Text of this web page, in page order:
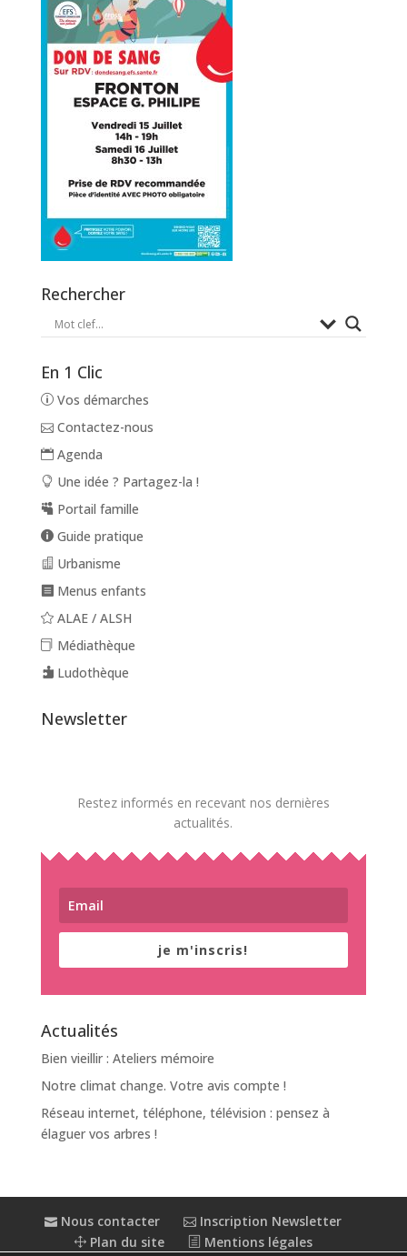
Rechercher
En 1 Clic
Vos démarches
Contactez-nous
Agenda
Une idée ? Partagez-la !
Portail famille
Guide pratique
Urbanisme
Menus enfants
ALAE / ALSH
Médiathèque
Ludothèque
Newsletter
Restez informés en recevant nos dernières
actualités.
je m'inscris!
Actualités
Bien vieillir : Ateliers mémoire
Notre climat change. Votre avis compte !
Réseau internet, téléphone, télévision : pensez à
élaguer vos arbres !
Nous contacter
Inscription Newsletter
Plan du site
Mentions légales